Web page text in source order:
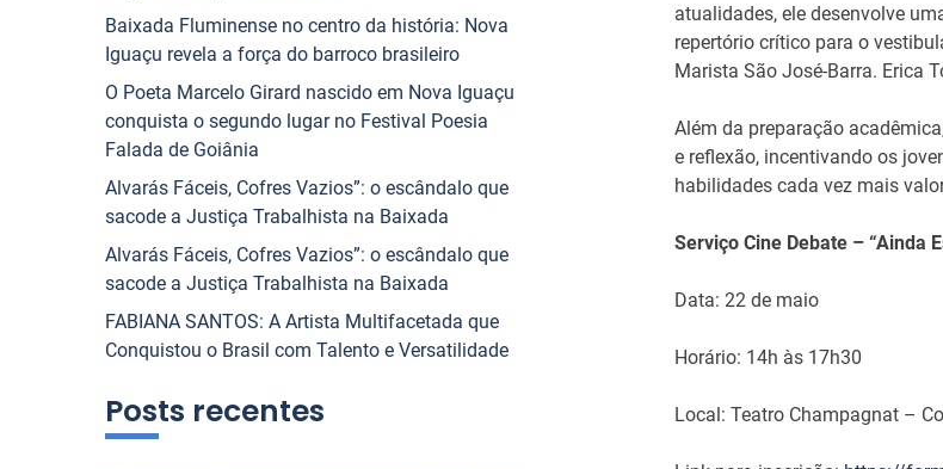
atualidades, ele desenvolve
repertório crítico para o
Marista São José-Barra. Erica
Além da preparação
e reflexão, incentivando os
habilidades cada vez mais
Serviço Cine Debate – “Ainda
Data: 22 de maio
Horário: 14h às 17h30
Local: Teatro Champagnat –
Baixada Fluminense no centro da história: Nova
Iguaçu revela a força do barroco brasileiro
O Poeta Marcelo Girard nascido em Nova Iguaçu
conquista o segundo lugar no Festival Poesia
Falada de Goiânia
Alvarás Fáceis, Cofres Vazios”: o escândalo que
sacode a Justiça Trabalhista na Baixada
Alvarás Fáceis, Cofres Vazios”: o escândalo que
sacode a Justiça Trabalhista na Baixada
FABIANA SANTOS: A Artista Multifacetada que
Conquistou o Brasil com Talento e Versatilidade
Posts recentes